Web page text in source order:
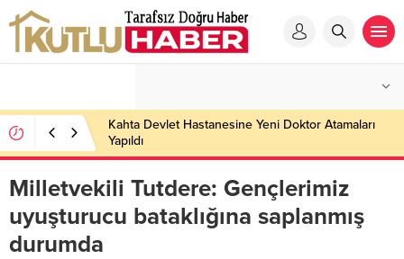
Kahta Devlet Hastanesine Yeni Doktor Atamaları
Yapıldı
Milletvekili Tutdere: Gençlerimiz
uyuşturucu bataklığına saplanmış
durumda